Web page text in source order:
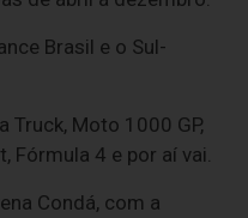
Brasil e o Sul-
Truck, Moto 1000 GP,
Fórmula 4 e por aí vai.
Condá, com a